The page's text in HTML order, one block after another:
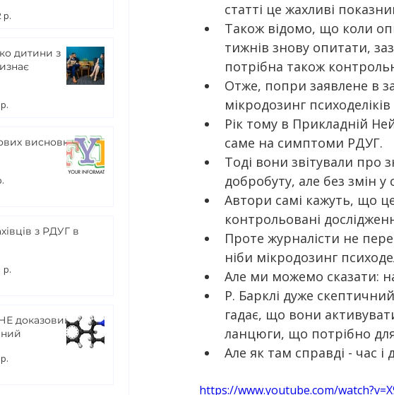
р.
дитини з
висновків
з РДУГ в
р.
доказовий і
статті це жахливі
Також відомо, що коли
тижнів знову опитати,
потрібна також
Отже, попри заявлене в
мікродозинг
Рік тому в Прикладній
саме на симптоми РДУГ.
Тоді вони звітували про
добробуту, але без змін у
Автори самі кажуть, що
контрольовані
Проте журналісти не
ніби мікродозинг
Але ми можемо сказати:
Р. Барклі дуже
гадає, що вони
ланцюги, що потрібно
Але як там справді - час і
https://www.youtube.com/